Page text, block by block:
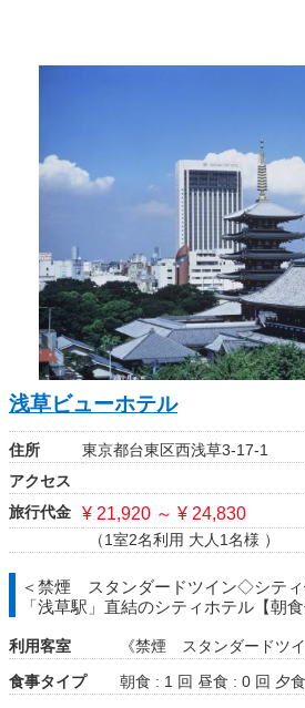
浅草ビューホテル
住所
東京都台東区西浅草3-17-1
アクセス
旅行代金
¥ 21,920 ～ ¥ 24,830
（1室2名利用 大人1名様 ）
＜禁煙 スタンダードツイン◇シティ
「浅草駅」直結のシティホテル【朝
利用客室
《禁煙 スタンダードツ
食事タイプ
朝食 : 1 回 昼食 : 0 回 夕